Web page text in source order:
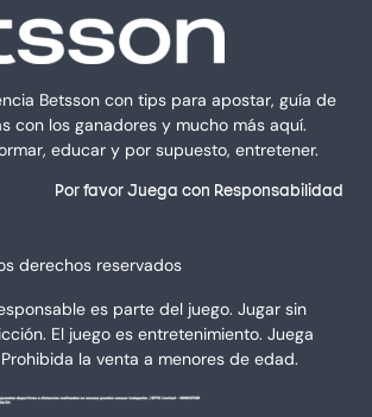
Betsson con tips para apostar, guía de
con los ganadores y mucho más aquí.
educar y por supuesto, entretener.
Por favor Juega con Responsabilidad
derechos reservados
es parte del juego. Jugar sin
El juego es entretenimiento. Juega
la venta a menores de edad.